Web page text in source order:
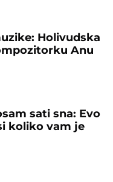
Holivudska
Anu
sati sna: Evo
koliko vam je